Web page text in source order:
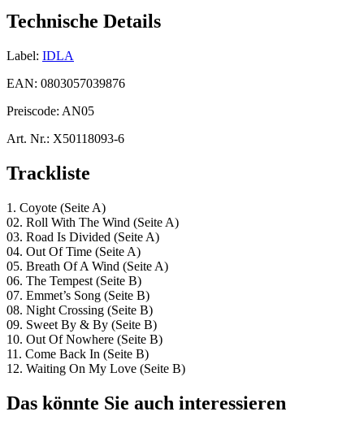
Technische Details
Label: IDLA
EAN: 0803057039876
Preiscode: AN05
Art. Nr.: X50118093-6
Trackliste
1. Coyote (Seite A)
02. Roll With The Wind (Seite A)
03. Road Is Divided (Seite A)
04. Out Of Time (Seite A)
05. Breath Of A Wind (Seite A)
06. The Tempest (Seite B)
07. Emmet’s Song (Seite B)
08. Night Crossing (Seite B)
09. Sweet By & By (Seite B)
10. Out Of Nowhere (Seite B)
11. Come Back In (Seite B)
12. Waiting On My Love (Seite B)
Das könnte Sie auch interessieren